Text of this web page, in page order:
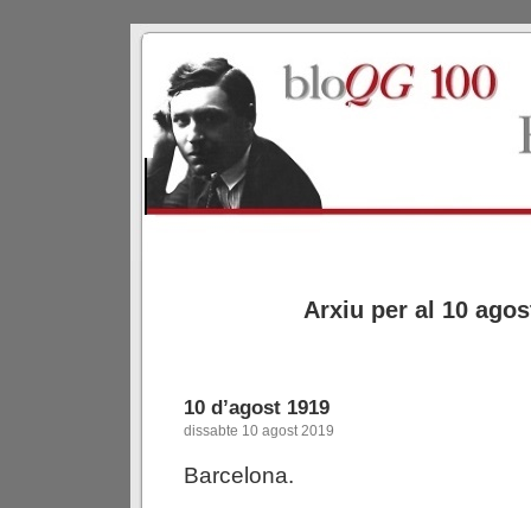
Arxiu per al 10
10 d’agost 1919
dissabte 10 agost 2019
Barcelona.